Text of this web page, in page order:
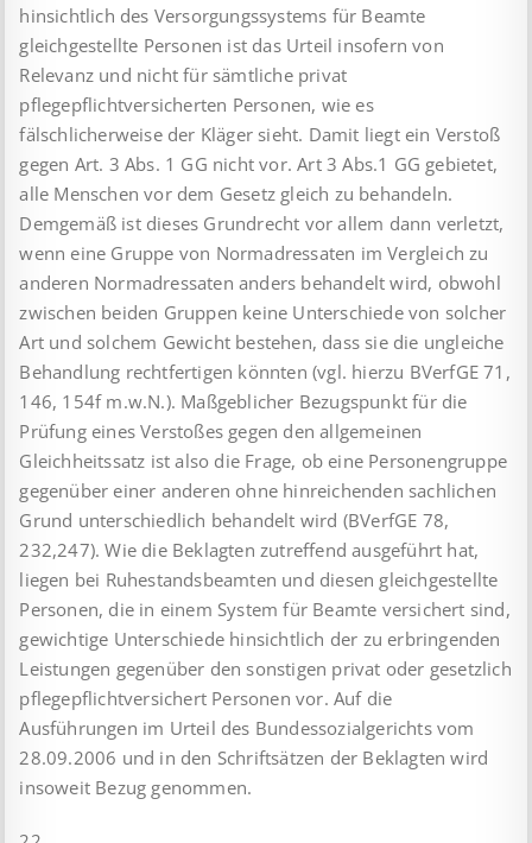
hinsichtlich des Versorgungssystems für Beamte
gleichgestellte Personen ist das Urteil insofern von
Relevanz und nicht für sämtliche privat
pflegepflichtversicherten Personen, wie es
fälschlicherweise der Kläger sieht. Damit liegt ein Verstoß
gegen Art. 3 Abs. 1 GG nicht vor. Art 3 Abs.1 GG gebietet,
alle Menschen vor dem Gesetz gleich zu behandeln.
Demgemäß ist dieses Grundrecht vor allem dann verletzt,
wenn eine Gruppe von Normadressaten im Vergleich zu
anderen Normadressaten anders behandelt wird, obwohl
zwischen beiden Gruppen keine Unterschiede von solcher
Art und solchem Gewicht bestehen, dass sie die ungleiche
Behandlung rechtfertigen könnten (vgl. hierzu BVerfGE 71,
146, 154f m.w.N.). Maßgeblicher Bezugspunkt für die
Prüfung eines Verstoßes gegen den allgemeinen
Gleichheitssatz ist also die Frage, ob eine Personengruppe
gegenüber einer anderen ohne hinreichenden sachlichen
Grund unterschiedlich behandelt wird (BVerfGE 78,
232,247). Wie die Beklagten zutreffend ausgeführt hat,
liegen bei Ruhestandsbeamten und diesen gleichgestellte
Personen, die in einem System für Beamte versichert sind,
gewichtige Unterschiede hinsichtlich der zu erbringenden
Leistungen gegenüber den sonstigen privat oder gesetzlich
pflegepflichtversichert Personen vor. Auf die
Ausführungen im Urteil des Bundessozialgerichts vom
28.09.2006 und in den Schriftsätzen der Beklagten wird
insoweit Bezug genommen.